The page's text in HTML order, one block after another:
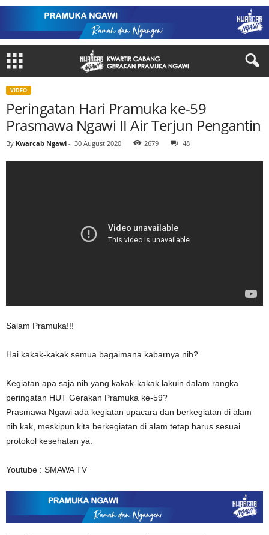
VIDEO
Peringatan Hari Pramuka ke-59
Prasmawa Ngawi II Air Terjun Pengantin
By Kwarcab Ngawi - 30 August 2020 2679 48
Salam Pramuka!!!
Hai kakak-kakak semua bagaimana kabarnya nih?
Kegiatan apa saja nih yang kakak-kakak lakuin dalam rangka
peringatan HUT Gerakan Pramuka ke-59?
Prasmawa Ngawi ada kegiatan upacara dan berkegiatan di alam
nih kak, meskipun kita berkegiatan di alam tetap harus sesuai
protokol kesehatan ya.
Youtube : SMAWA TV